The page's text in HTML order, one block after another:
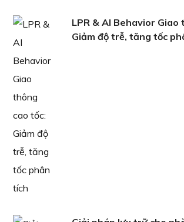
LPR & AI Behavior Giao
Giảm độ trễ, tăng tốc